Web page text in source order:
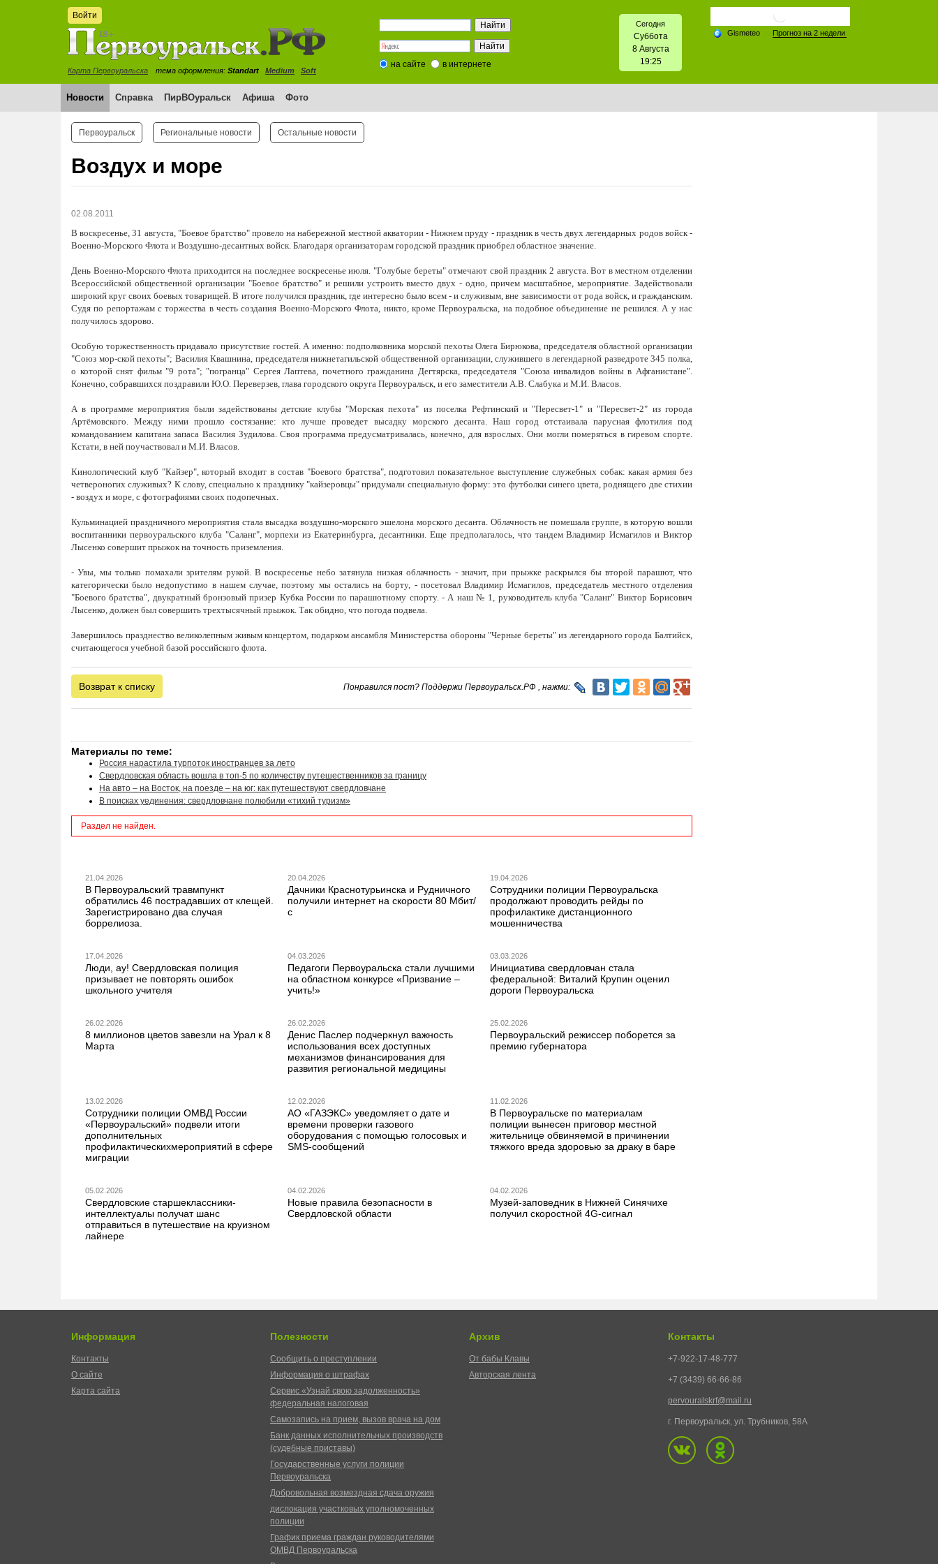
Войти
Карта Первоуральска тема оформления: Standart Medium Soft
на сайте в интернете
Сегодня
Суббота
8 Августа
19:25
Новости Справка ПирВОуральск Афиша Фото
Первоуральск Региональные новости Остальные новости
Воздух и море
02.08.2011
В воскресенье, 31 августа, "Боевое братство" провело на набережной местной акватории - Нижнем пруду - праздник в честь двух легендарных родов войск -
Военно-Морского Флота и Воздушно-десантных войск. Благодаря организаторам городской праздник приобрел областное значение.
День Военно-Морского Флота приходится на последнее воскресенье июля. "Голубые береты" отмечают свой праздник 2 августа. Вот в местном отделении
Всероссийской общественной организации "Боевое братство" и решили устроить вместо двух - одно, причем масштабное, мероприятие. Задействовали
широкий круг своих боевых товарищей. В итоге получился праздник, где интересно было всем - и служивым, вне зависимости от рода войск, и гражданским.
Судя по репортажам с торжества в честь создания Военно-Морского Флота, никто, кроме Первоуральска, на подобное объединение не решился. А у нас
получилось здорово.
Особую торжественность придавало присутствие гостей. А именно: подполковника морской пехоты Олега Бирюкова, председателя областной организации
"Союз мор-ской пехоты"; Василия Квашнина, председателя нижнетагильской общественной организации, служившего в легендарной разведроте 345 полка,
о которой снят фильм "9 рота"; "погранца" Сергея Лаптева, почетного гражданина Дегтярска, председателя "Союза инвалидов войны в Афганистане".
Конечно, собравшихся поздравили Ю.О. Переверзев, глава городского округа Первоуральск, и его заместители А.В. Слабука и М.И. Власов.
А в программе мероприятия были задействованы детские клубы "Морская пехота" из поселка Рефтинский и "Пересвет-1" и "Пересвет-2" из города
Артёмовского. Между ними прошло состязание: кто лучше проведет высадку морского десанта. Наш город отстаивала парусная флотилия под
командованием капитана запаса Василия Зудилова. Своя программа предусматривалась, конечно, для взрослых. Они могли померяться в гиревом спорте.
Кстати, в ней поучаствовал и М.И. Власов.
Кинологический клуб "Кайзер", который входит в состав "Боевого братства", подготовил показательное выступление служебных собак: какая армия без
четвероногих служивых? К слову, специально к празднику "кайзеровцы" придумали специальную форму: это футболки синего цвета, роднящего две стихии
- воздух и море, с фотографиями своих подопечных.
Кульминацией праздничного мероприятия стала высадка воздушно-морского эшелона морского десанта. Облачность не помешала группе, в которую вошли
воспитанники первоуральского клуба "Саланг", морпехи из Екатеринбурга, десантники. Еще предполагалось, что тандем Владимир Исмагилов и Виктор
Лысенко совершит прыжок на точность приземления.
- Увы, мы только помахали зрителям рукой. В воскресенье небо затянула низкая облачность - значит, при прыжке раскрылся бы второй парашют, что
категорически было недопустимо в нашем случае, поэтому мы остались на борту, - посетовал Владимир Исмагилов, председатель местного отделения
"Боевого братства", двукратный бронзовый призер Кубка России по парашютному спорту. - А наш № 1, руководитель клуба "Саланг" Виктор Борисович
Лысенко, должен был совершить трехтысячный прыжок. Так обидно, что погода подвела.
Завершилось празднество великолепным живым концертом, подарком ансамбля Министерства обороны "Черные береты" из легендарного города Балтийск,
считающегося учебной базой российского флота.
Возврат к списку Понравился пост? Поддержи Первоуральск.РФ , нажми:
Материалы по теме:
Россия нарастила турпоток иностранцев за лето
Свердловская область вошла в топ-5 по количеству путешественников за границу
На авто – на Восток, на поезде – на юг: как путешествуют свердловчане
В поисках уединения: свердловчане полюбили «тихий туризм»
Раздел не найден.
21.04.2026
В Первоуральский травмпункт
обратились 46 пострадавших от клещей.
Зарегистрировано два случая
боррелиоза.
20.04.2026
Дачники Краснотурьинска и Рудничного
получили интернет на скорости 80 Мбит/
с
19.04.2026
Сотрудники полиции Первоуральска
продолжают проводить рейды по
профилактике дистанционного
мошенничества
17.04.2026
Люди, ау! Свердловская полиция
призывает не повторять ошибок
школьного учителя
04.03.2026
Педагоги Первоуральска стали лучшими
на областном конкурсе «Призвание –
учить!»
03.03.2026
Инициатива свердловчан стала
федеральной: Виталий Крупин оценил
дороги Первоуральска
26.02.2026
8 миллионов цветов завезли на Урал к 8
Марта
26.02.2026
Денис Паслер подчеркнул важность
использования всех доступных
механизмов финансирования для
развития региональной медицины
25.02.2026
Первоуральский режиссер поборется за
премию губернатора
13.02.2026
Сотрудники полиции ОМВД России
«Первоуральский» подвели итоги
дополнительных
профилактическихмероприятий в сфере
миграции
12.02.2026
АО «ГАЗЭКС» уведомляет о дате и
времени проверки газового
оборудования с помощью голосовых и
SMS-сообщений
11.02.2026
В Первоуральске по материалам
полиции вынесен приговор местной
жительнице обвиняемой в причинении
тяжкого вреда здоровью за драку в баре
05.02.2026
Свердловские старшеклассники-
интеллектуалы получат шанс
отправиться в путешествие на круизном
лайнере
04.02.2026
Новые правила безопасности в
Свердловской области
04.02.2026
Музей-заповедник в Нижней Синячихе
получил скоростной 4G-сигнал
Информация
Контакты
О сайте
Карта сайта
Полезности
Сообщить о преступлении
Информация о штрафах
Сервис «Узнай свою задолженность»
федеральная налоговая
Самозапись на прием, вызов врача на дом
Банк данных исполнительных производств
(судебные приставы)
Государственные услуги полиции
Первоуральска
Добровольная возмездная сдача оружия
дислокация участковых уполномоченных
полиции
График приема граждан руководителями
ОМВД Первоуральска
Архив
От бабы Клавы
Авторская лента
Контакты
+7-922-17-48-777
+7 (3439) 66-66-86
pervouralskrf@mail.ru
г. Первоуральск, ул. Трубников, 58А